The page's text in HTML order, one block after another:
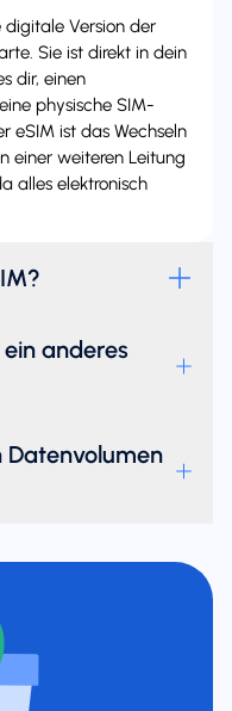
digitale Version der
Sie ist direkt in dein
dir, einen
physische SIM-
eSIM ist das Wechseln
einer weiteren Leitung
alles elektronisch
anderes
Datenvolumen